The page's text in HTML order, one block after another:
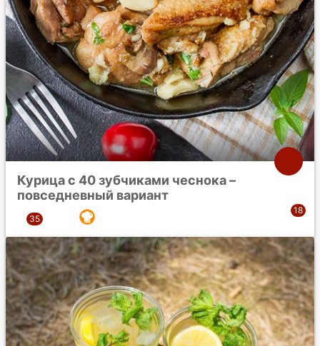
Курица с 40 зубчиками чеснока –
повседневный вариант